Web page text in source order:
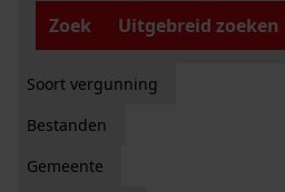
Zoek
Uitgebreid zoeken
Soort vergunning
Bestanden
Gemeente